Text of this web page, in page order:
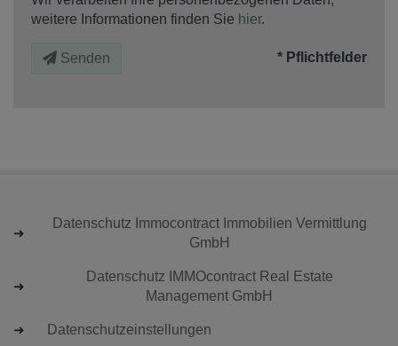
weitere Informationen finden Sie hier.
Senden * Pflichtfelder
Datenschutz Immocontract Immobilien Vermittlung
GmbH
Datenschutz IMMOcontract Real Estate
Management GmbH
Datenschutzeinstellungen